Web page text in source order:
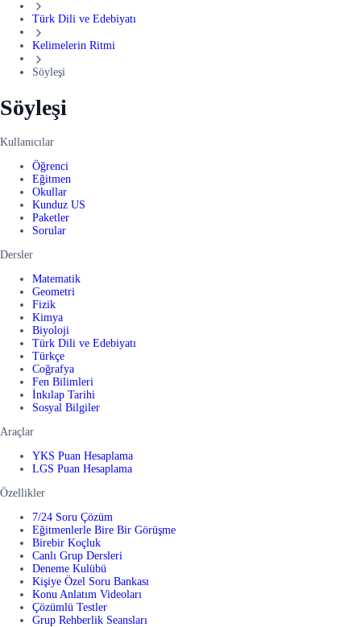
Türk Dili ve Edebiyatı
Kelimelerin Ritmi
Söyleşi
Söyleşi
Kullanıcılar
Öğrenci
Eğitmen
Okullar
Kunduz US
Paketler
Sorular
Dersler
Matematik
Geometri
Fizik
Kimya
Biyoloji
Türk Dili ve Edebiyatı
Türkçe
Coğrafya
Fen Bilimleri
İnkılap Tarihi
Sosyal Bilgiler
Araçlar
YKS Puan Hesaplama
LGS Puan Hesaplama
Özellikler
7/24 Soru Çözüm
Eğitmenlerle Bire Bir Görüşme
Birebir Koçluk
Canlı Grup Dersleri
Deneme Kulübü
Kişiye Özel Soru Bankası
Konu Anlatım Videoları
Çözümlü Testler
Grup Rehberlik Seansları